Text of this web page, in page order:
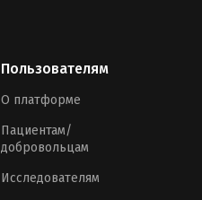
Пользователям
О платформе
Пациентам/
добровольцам
Исследователям